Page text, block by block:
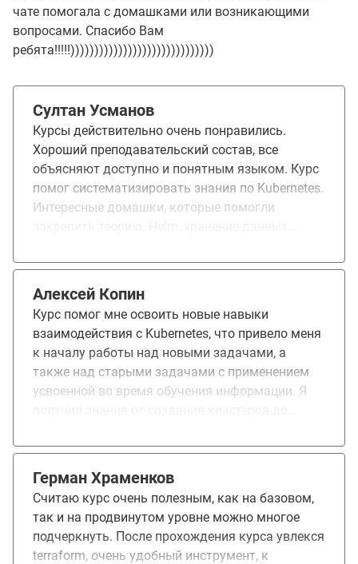
чате помогала с домашками или возникающими
вопросами. Спасибо Вам
ребята!!!!!))))))))))))))))))))))))))))))
Султан Усманов
Курсы действительно очень понравились.
Хороший преподавательский состав, все
объясняют доступно и понятным языком. Курс
помог систематизировать знания по Kubernetes.
Интересные домашки, которые помогли
диагностика и отладка - самые важные темы
которые очень пригодились в работе.
Рекомендую курс для прохождения.
Алексей Копин
Курс помог мне освоить новые навыки
взаимодействия с Kubernetes, что привело меня
к началу работы над новыми задачами, а
также над старыми задачами с применением
усвоенной во время обучения информации. Я
понравился полностью.
Герман Храменков
Считаю курс очень полезным, как на базовом,
так и на продвинутом уровне можно многое
подчеркнуть. После прохождения курса увлекся
terraform, очень удобный инструмент, к